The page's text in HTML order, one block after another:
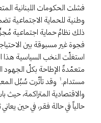
فشلت الحكومات اللبنانية
وطنية للحماية الاجتماعية
ذلك نظامُ حماية اجتماعية
فجوة غير مسبوقة بين
استغلّت النخب السياسية
متعمّدةً الإطاحة بكلّ الجهود
مستدام.1 وقد تأثّرت سُبُل
والاقتصادية المتراكمة،
حالياً في حالة فقر، في حين